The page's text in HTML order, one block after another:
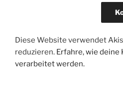
Diese Website verwendet
reduzieren. Erfahre, wie
verarbeitet werden.